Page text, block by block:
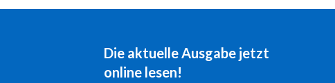
Die aktuelle Ausgabe jetzt
online lesen!